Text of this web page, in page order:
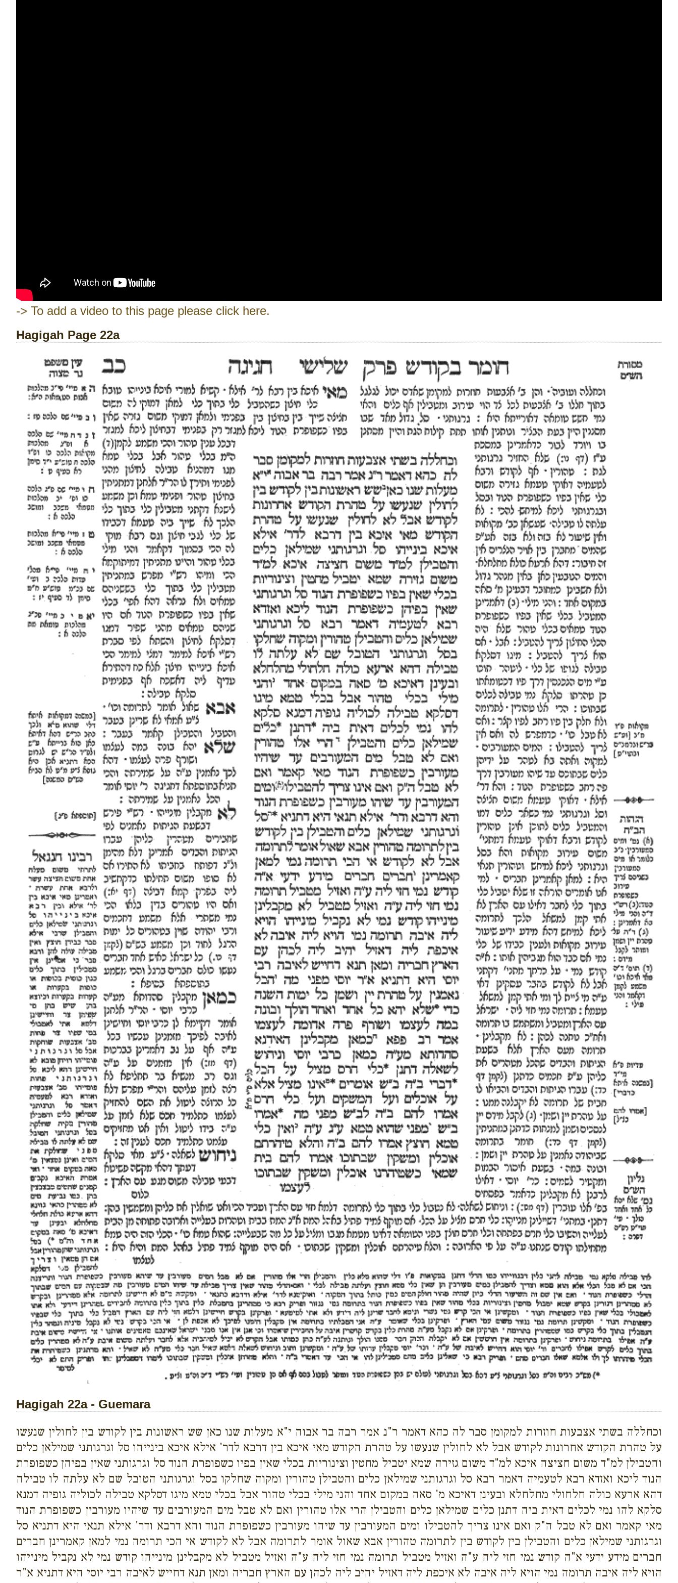
-> To add a video to this page please click here.
Hagigah Page 22a
Hagigah 22a - Guemara
וכחללה בשתי אצבעות חוזרות למקומן סבר לה כהא דאמר ר"נ אמר רבה בר אבוה י"א מעלות שנו כאן שש ראשונות בין לקודש בין לחולין שנעשו
על טהרת הקודש אחרונות לקודש אבל לא לחולין שנעשו על טהרת הקודש מאי איכא בין דרבא לדר' אילא איכא בינייהו סל וגרגותני שמילאן כלים
והטבילן למ"ד משום חציצה איכא למ"ד משום גזירה שמא יטביל מחטין וצינוריות בכלי שאין בפיו כשפופרת הנוד סל וגרגותני שאין בפיהן כשפופרת
הנוד ליכא ואזדא רבא לטעמיה דאמר רבא סל וגרגותני שמילאן כלים והטבילן טהורין ומקוה שחלקו בסל וגרגותני הטובל שם לא עלתה לו טבילה
דהא ארעא כולה חלחולי מחלחלא ובעינן דאיכא מ' סאה במקום אחד והני מילי בכלי טהור אבל בכלי טמא מיגו דסלקא טבילה לכוליה גופיה דמנא
סלקא להו נמי לכלים דאית ביה דתנן כלים שמילאן כלים והטבילן הרי אלו טהורין ואם לא טבל מים המעורבים עד שיהיו מעורבין כשפופרת הנוד
מאי קאמר ואם לא טבל ה"ק ואם אינו צריך להטבילו ומים המעורבין עד שיהו מעורבין כשפופרת הנוד והא דרבא ודר' אילא תנאי היא דתניא סל
וגרגותני שמילאן כלים והטבילן בין לקודש בין לתרומה טהורין אבא שאול אומר לתרומה אבל לא לקודש אי הכי תרומה נמי למאן קאמרינן חברים
חברים מידע ידעי א"ה קודש נמי חזי ליה ע"ה ואזיל מטביל תרומה נמי חזי ליה ע"ה ואזיל מטביל לא מקבלינן מינייהו קודש נמי לא נקביל מינייהו
הויא ליה איבה תרומה נמי הויא ליה איבה לא איכפת ליה דאזיל יהיב ליה לכהן עם הארץ חבריה ומאן תנא דחייש לאיבה רבי יוסי היא דתניא א"ר